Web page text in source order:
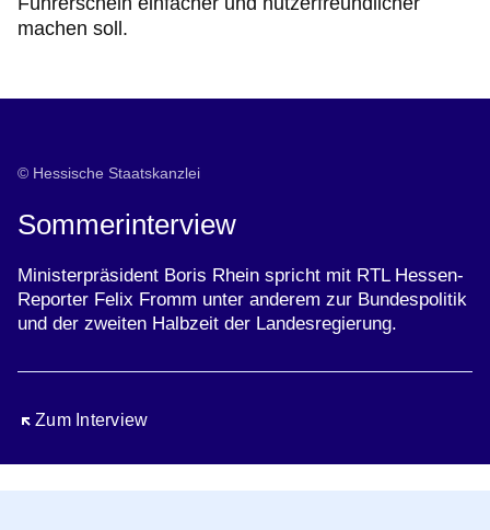
machen soll.
© Hessische Staatskanzlei
Sommerinterview
Ministerpräsident Boris Rhein spricht mit RTL Hessen-
Reporter Felix Fromm unter anderem zur Bundespolitik
und der zweiten Halbzeit der Landesregierung.
Zum Interview
Öffnet sich in einem neuen Fenster